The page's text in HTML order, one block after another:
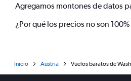
Agregamos montones de datos
¿Por qué los precios no son
Inicio Austria Vuelos baratos de